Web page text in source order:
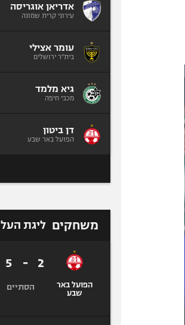
אדריאן אוגריסה
עירוני קרית שמונה
עומר אצילי
בית"ר ירושלים
גיא מלמד
מכבי חיפה
דן ביטון
הפועל באר שבע
משחקים ליגת העל
הפועל באר
שבע
2
-
5
הסתיים